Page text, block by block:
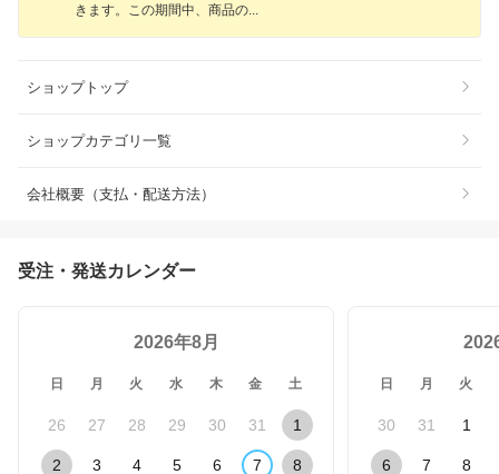
きます。この期間中、商品の
ショップトップ
ショップカテゴリ一覧
会社概要（支払・配送方法）
受注・発送カレンダー
2026年8月
日 月 火 水 木 金 土
26 27 28 29 30 31 1
2 3 4 5 6 7 8
日 月 火
30 31 1
6 7 8